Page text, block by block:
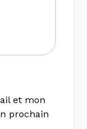
et mon
prochain